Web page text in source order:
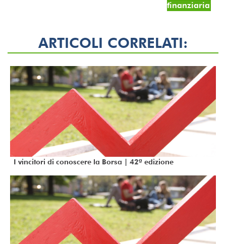
finanziaria
ARTICOLI CORRELATI:
I vincitori di conoscere la Borsa | 42ª edizione